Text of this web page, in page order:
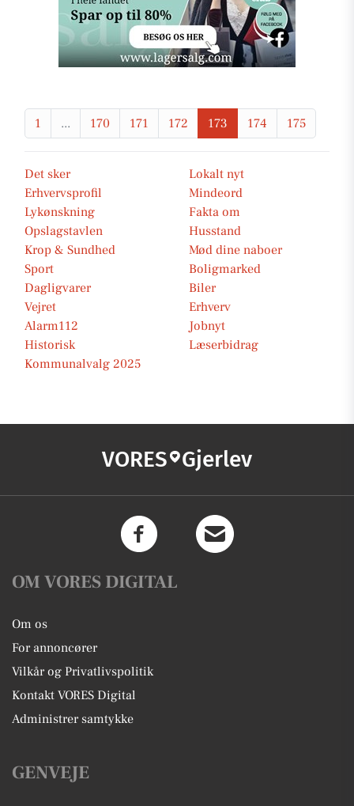
1 ... 170 171 172 173 174 175
Det sker
Lokalt nyt
Erhvervsprofil
Mindeord
Lykønskning
Fakta om
Opslagstavlen
Husstand
Krop & Sundhed
Mød dine naboer
Sport
Boligmarked
Dagligvarer
Biler
Vejret
Erhverv
Alarm112
Jobnyt
Historisk
Læserbidrag
Kommunalvalg 2025
VORES Gjerlev
OM VORES DIGITAL
Om os
For annoncører
Vilkår og Privatlivspolitik
Kontakt VORES Digital
Administrer samtykke
GENVEJE